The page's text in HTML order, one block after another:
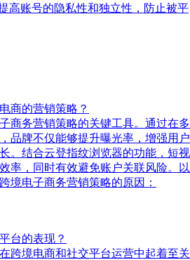
高账号的隐私性和独立性，防止被平
商的营销策略？
商务营销策略的关键工具。通过在多
品牌不仅能够提升曝光率，增强用户
。结合云登指纹浏览器的功能，短视
率，同时有效避免账户关联风险。以
境电子商务营销策略的原因：
台的表现？
跨境电商和社交平台运营中起着至关